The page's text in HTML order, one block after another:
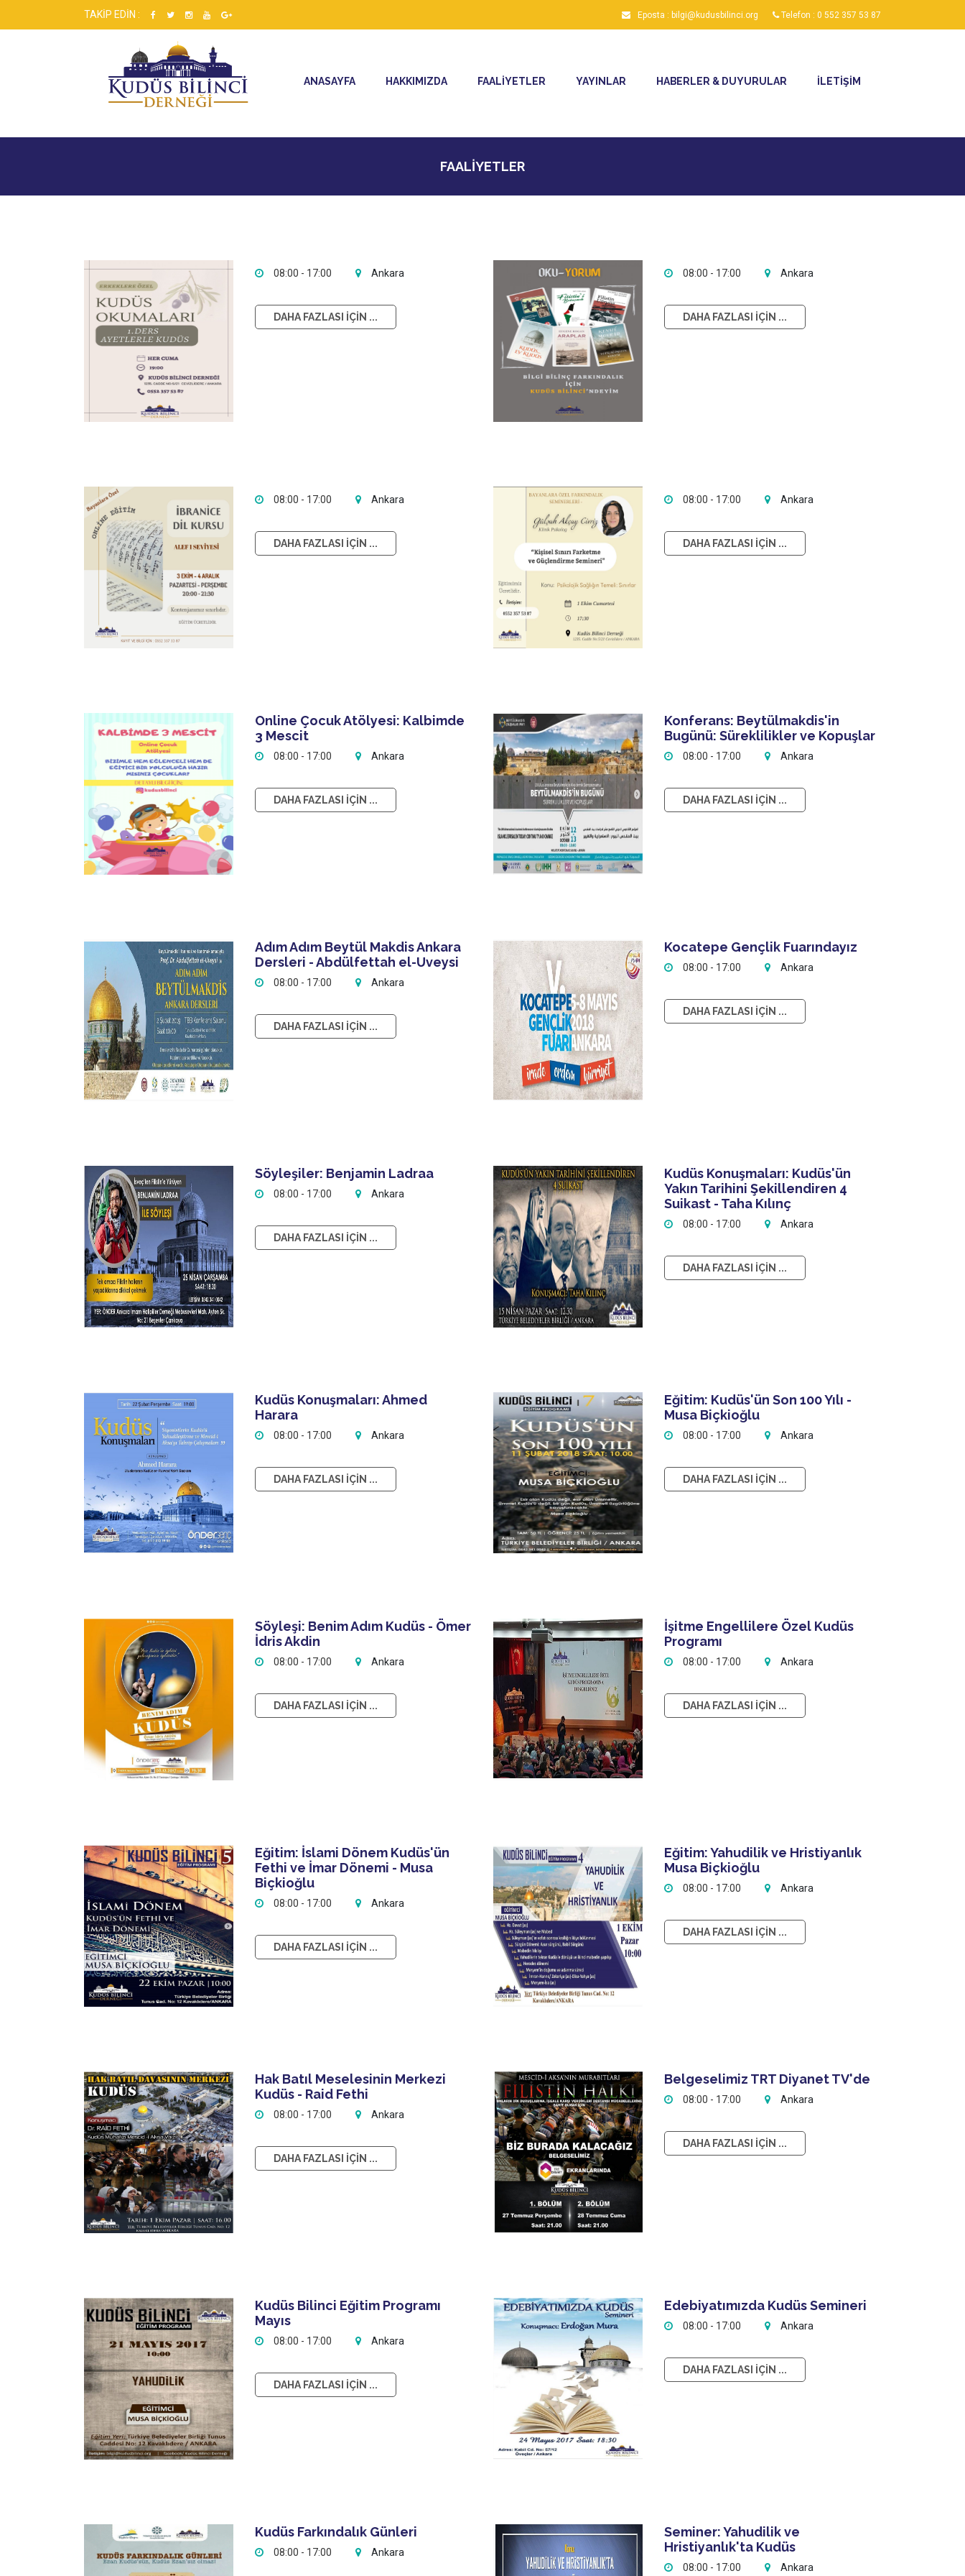
TAKİP EDİN : Eposta : bilgi@kudusbilinci.org Telefon : 0 552 357 53 87
ANASAYFA HAKKIMIZDA FAALİYETLER YAYINLAR HABERLER & DUYURULAR İLETİŞİM
FAALİYETLER
08:00 - 17:00 Ankara
DAHA FAZLASI İÇİN ...
08:00 - 17:00 Ankara
DAHA FAZLASI İÇİN ...
08:00 - 17:00 Ankara
DAHA FAZLASI İÇİN ...
08:00 - 17:00 Ankara
DAHA FAZLASI İÇİN ...
Online Çocuk Atölyesi: Kalbimde
3 Mescit
08:00 - 17:00 Ankara
DAHA FAZLASI İÇİN ...
Konferans: Beytülmakdis'in
Bugünü: Süreklilikler ve Kopuşlar
08:00 - 17:00 Ankara
DAHA FAZLASI İÇİN ...
Adım Adım Beytül Makdis Ankara
Dersleri - Abdülfettah el-Uveysi
08:00 - 17:00 Ankara
DAHA FAZLASI İÇİN ...
Kocatepe Gençlik Fuarındayız
08:00 - 17:00 Ankara
DAHA FAZLASI İÇİN ...
Söyleşiler: Benjamin Ladraa
08:00 - 17:00 Ankara
DAHA FAZLASI İÇİN ...
Kudüs Konuşmaları: Kudüs'ün
Yakın Tarihini Şekillendiren 4
Suikast - Taha Kılınç
08:00 - 17:00 Ankara
DAHA FAZLASI İÇİN ...
Kudüs Konuşmaları: Ahmed
Harara
08:00 - 17:00 Ankara
DAHA FAZLASI İÇİN ...
Eğitim: Kudüs'ün Son 100 Yılı -
Musa Biçkioğlu
08:00 - 17:00 Ankara
DAHA FAZLASI İÇİN ...
Söyleşi: Benim Adım Kudüs - Ömer
İdris Akdin
08:00 - 17:00 Ankara
DAHA FAZLASI İÇİN ...
İşitme Engellilere Özel Kudüs
Programı
08:00 - 17:00 Ankara
DAHA FAZLASI İÇİN ...
Eğitim: İslami Dönem Kudüs'ün
Fethi ve İmar Dönemi - Musa
Biçkioğlu
08:00 - 17:00 Ankara
DAHA FAZLASI İÇİN ...
Eğitim: Yahudilik ve Hristiyanlık
Musa Biçkioğlu
08:00 - 17:00 Ankara
DAHA FAZLASI İÇİN ...
Hak Batıl Meselesinin Merkezi
Kudüs - Raid Fethi
08:00 - 17:00 Ankara
DAHA FAZLASI İÇİN ...
Belgeselimiz TRT Diyanet TV'de
08:00 - 17:00 Ankara
DAHA FAZLASI İÇİN ...
Kudüs Bilinci Eğitim Programı
Mayıs
08:00 - 17:00 Ankara
DAHA FAZLASI İÇİN ...
Edebiyatımızda Kudüs Semineri
08:00 - 17:00 Ankara
DAHA FAZLASI İÇİN ...
Kudüs Farkındalık Günleri
08:00 - 17:00 Ankara
Seminer: Yahudilik ve
Hristiyanlık'ta Kudüs
08:00 - 17:00 Ankara